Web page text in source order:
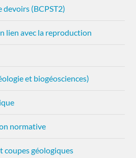
devoirs (BCPST2)
lien avec la reproduction
et biogéosciences)
normative
coupes géologiques